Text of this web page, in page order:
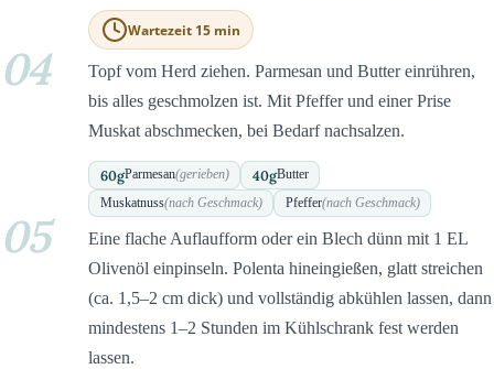
Wartezeit 15 min
04
Topf vom Herd ziehen. Parmesan und Butter einrühren,
bis alles geschmolzen ist. Mit Pfeffer und einer Prise
Muskat abschmecken, bei Bedarf nachsalzen.
60gParmesan(gerieben) 40gButter
Muskatnuss(nach Geschmack) Pfeffer(nach Geschmack)
05
Eine flache Auflaufform oder ein Blech dünn mit 1 EL
Olivenöl einpinseln. Polenta hineingießen, glatt streichen
(ca. 1,5–2 cm dick) und vollständig abkühlen lassen, dann
mindestens 1–2 Stunden im Kühlschrank fest werden
lassen.